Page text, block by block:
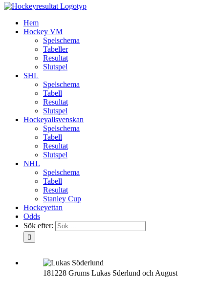
Hem
Hockey VM
Spelschema
Tabeller
Resultat
Slutspel
SHL
Spelschema
Tabell
Resultat
Slutspel
Hockeyallsvenskan
Spelschema
Tabell
Resultat
Slutspel
NHL
Spelschema
Tabell
Resultat
Stanley Cup
Hockeyettan
Odds
Sök efter:
181228 Grums Lukas Sderlund och August